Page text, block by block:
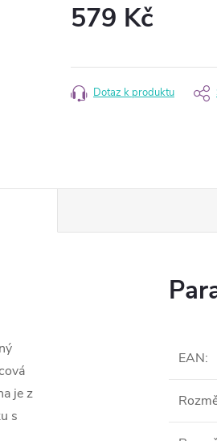
579 Kč
Dotaz k produktu
je z
s
EAN: